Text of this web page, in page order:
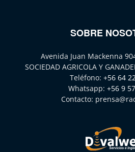
SOBRE
Avenida Juan Mackenna
SOCIEDAD AGRICOLA Y
Teléfono: +56 64
Whatsapp: +56 9
Contacto: